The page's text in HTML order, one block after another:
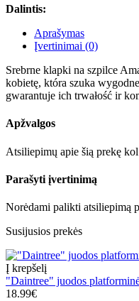
Dalintis:
Aprašymas
Įvertinimai (0)
Srebrne klapki na szpilce
kobietę, która szuka
gwarantuje ich trwałość ir
Apžvalgos
Atsiliepimų apie šią prekę kol
Parašyti įvertinimą
Norėdami palikti atsiliepimą
Susijusios prekės
Į krepšelį
"Daintree" juodos
18.99€